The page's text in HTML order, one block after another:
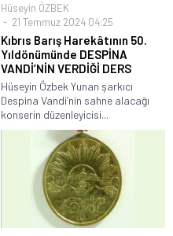
Hüseyin ÖZBEK
21 Temmuz 2024 04:25
Kıbrıs Barış Harekâtının 50.
Yıldönümünde DESPİNA
VANDİ’NİN VERDİĞİ DERS
Hüseyin Özbek Yunan şarkıcı
Despina Vandi’nin sahne alacağı
konserin düzenleyicisi...